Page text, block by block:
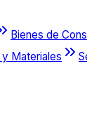
Bienes de
Materiales